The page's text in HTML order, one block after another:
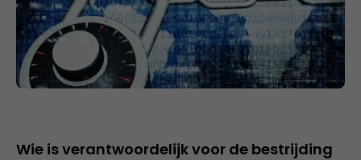
Wie is verantwoordelijk voor de bestrijding